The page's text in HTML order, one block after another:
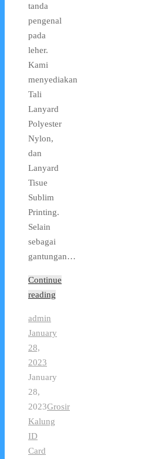
tanda
pengenal
pada
leher.
Kami
menyediakan
Tali
Lanyard
Polyester
Nylon,
dan
Lanyard
Tisue
Sublim
Printing.
Selain
sebagai
gantungan…
Continue
reading
admin
January
28,
2023
January
28,
2023Grosir
Kalung
ID
Card